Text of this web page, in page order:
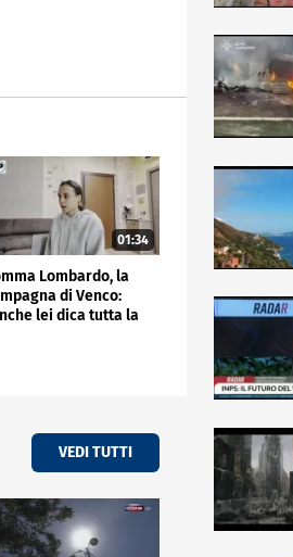
01:34
Lombardo, la
di Venco:
lei dica tutta la
VEDI TUTTI